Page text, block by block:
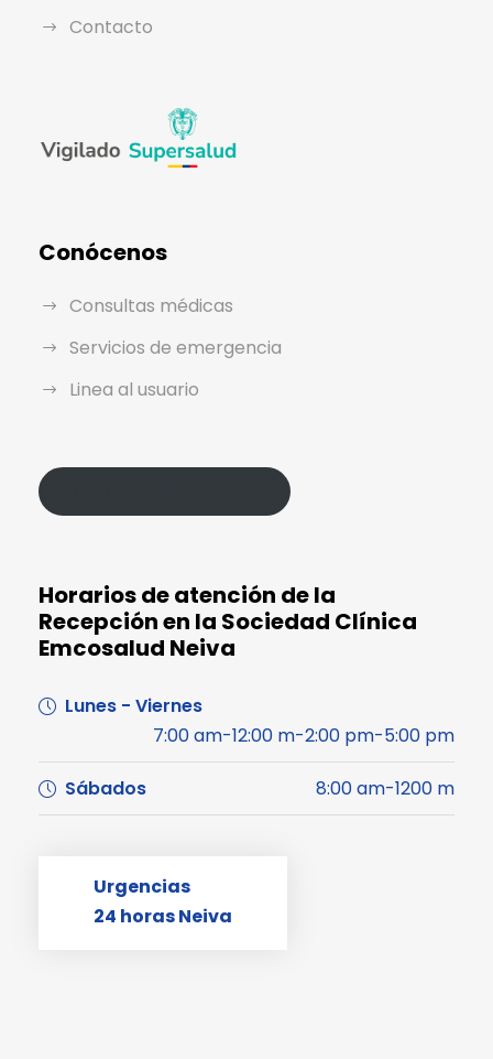
Contacto
Conócenos
Consultas médicas
Servicios de emergencia
Linea al usuario
Horarios de atención de la
Recepción en la Sociedad Clínica
Emcosalud Neiva
Lunes - Viernes
7:00 am-12:00 m-2:00 pm-5:00 pm
Sábados 8:00 am-1200 m
Urgencias
24 horas Neiva